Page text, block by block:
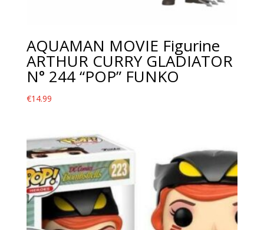
AQUAMAN MOVIE Figurine
ARTHUR CURRY GLADIATOR
N° 244 “POP” FUNKO
€14.99